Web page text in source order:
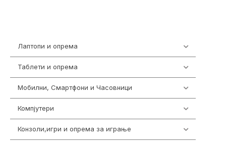
Лаптопи и опрема
Таблети и опрема
Мобилни, Смартфони и Часовници
Компјутери
Конзоли,игри и опрема за играње